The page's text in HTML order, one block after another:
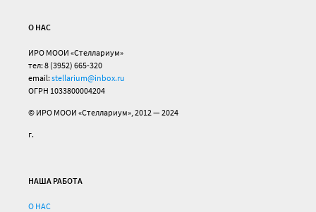
О НАС
ИРО МООИ «Стеллариум»
тел: 8 (3952) 665-320
email: stellarium@inbox.ru
ОГРН 1033800004204
© ИРО МООИ «Стеллариум», 2012 — 2024
г.
НАША РАБОТА
О НАС